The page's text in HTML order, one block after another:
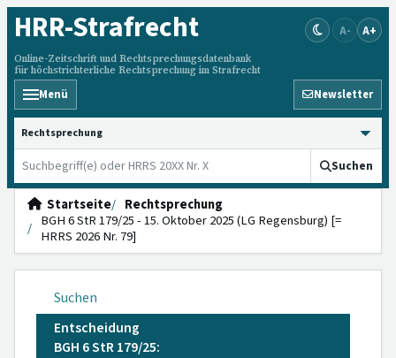
HRR-Strafrecht
Online-Zeitschrift und Rechtsprechungsdatenbank
für höchstrichterliche Rechtsprechung im Strafrecht
A- A+
Menü Newsletter
HRRS durchsuchen
Suchen
Startseite
Rechtsprechung
BGH 6 StR 179/25 - 15. Oktober 2025 (LG Regensburg) [=
HRRS 2026 Nr. 79]
Suchen
Entscheidung
BGH 6 StR 179/25: